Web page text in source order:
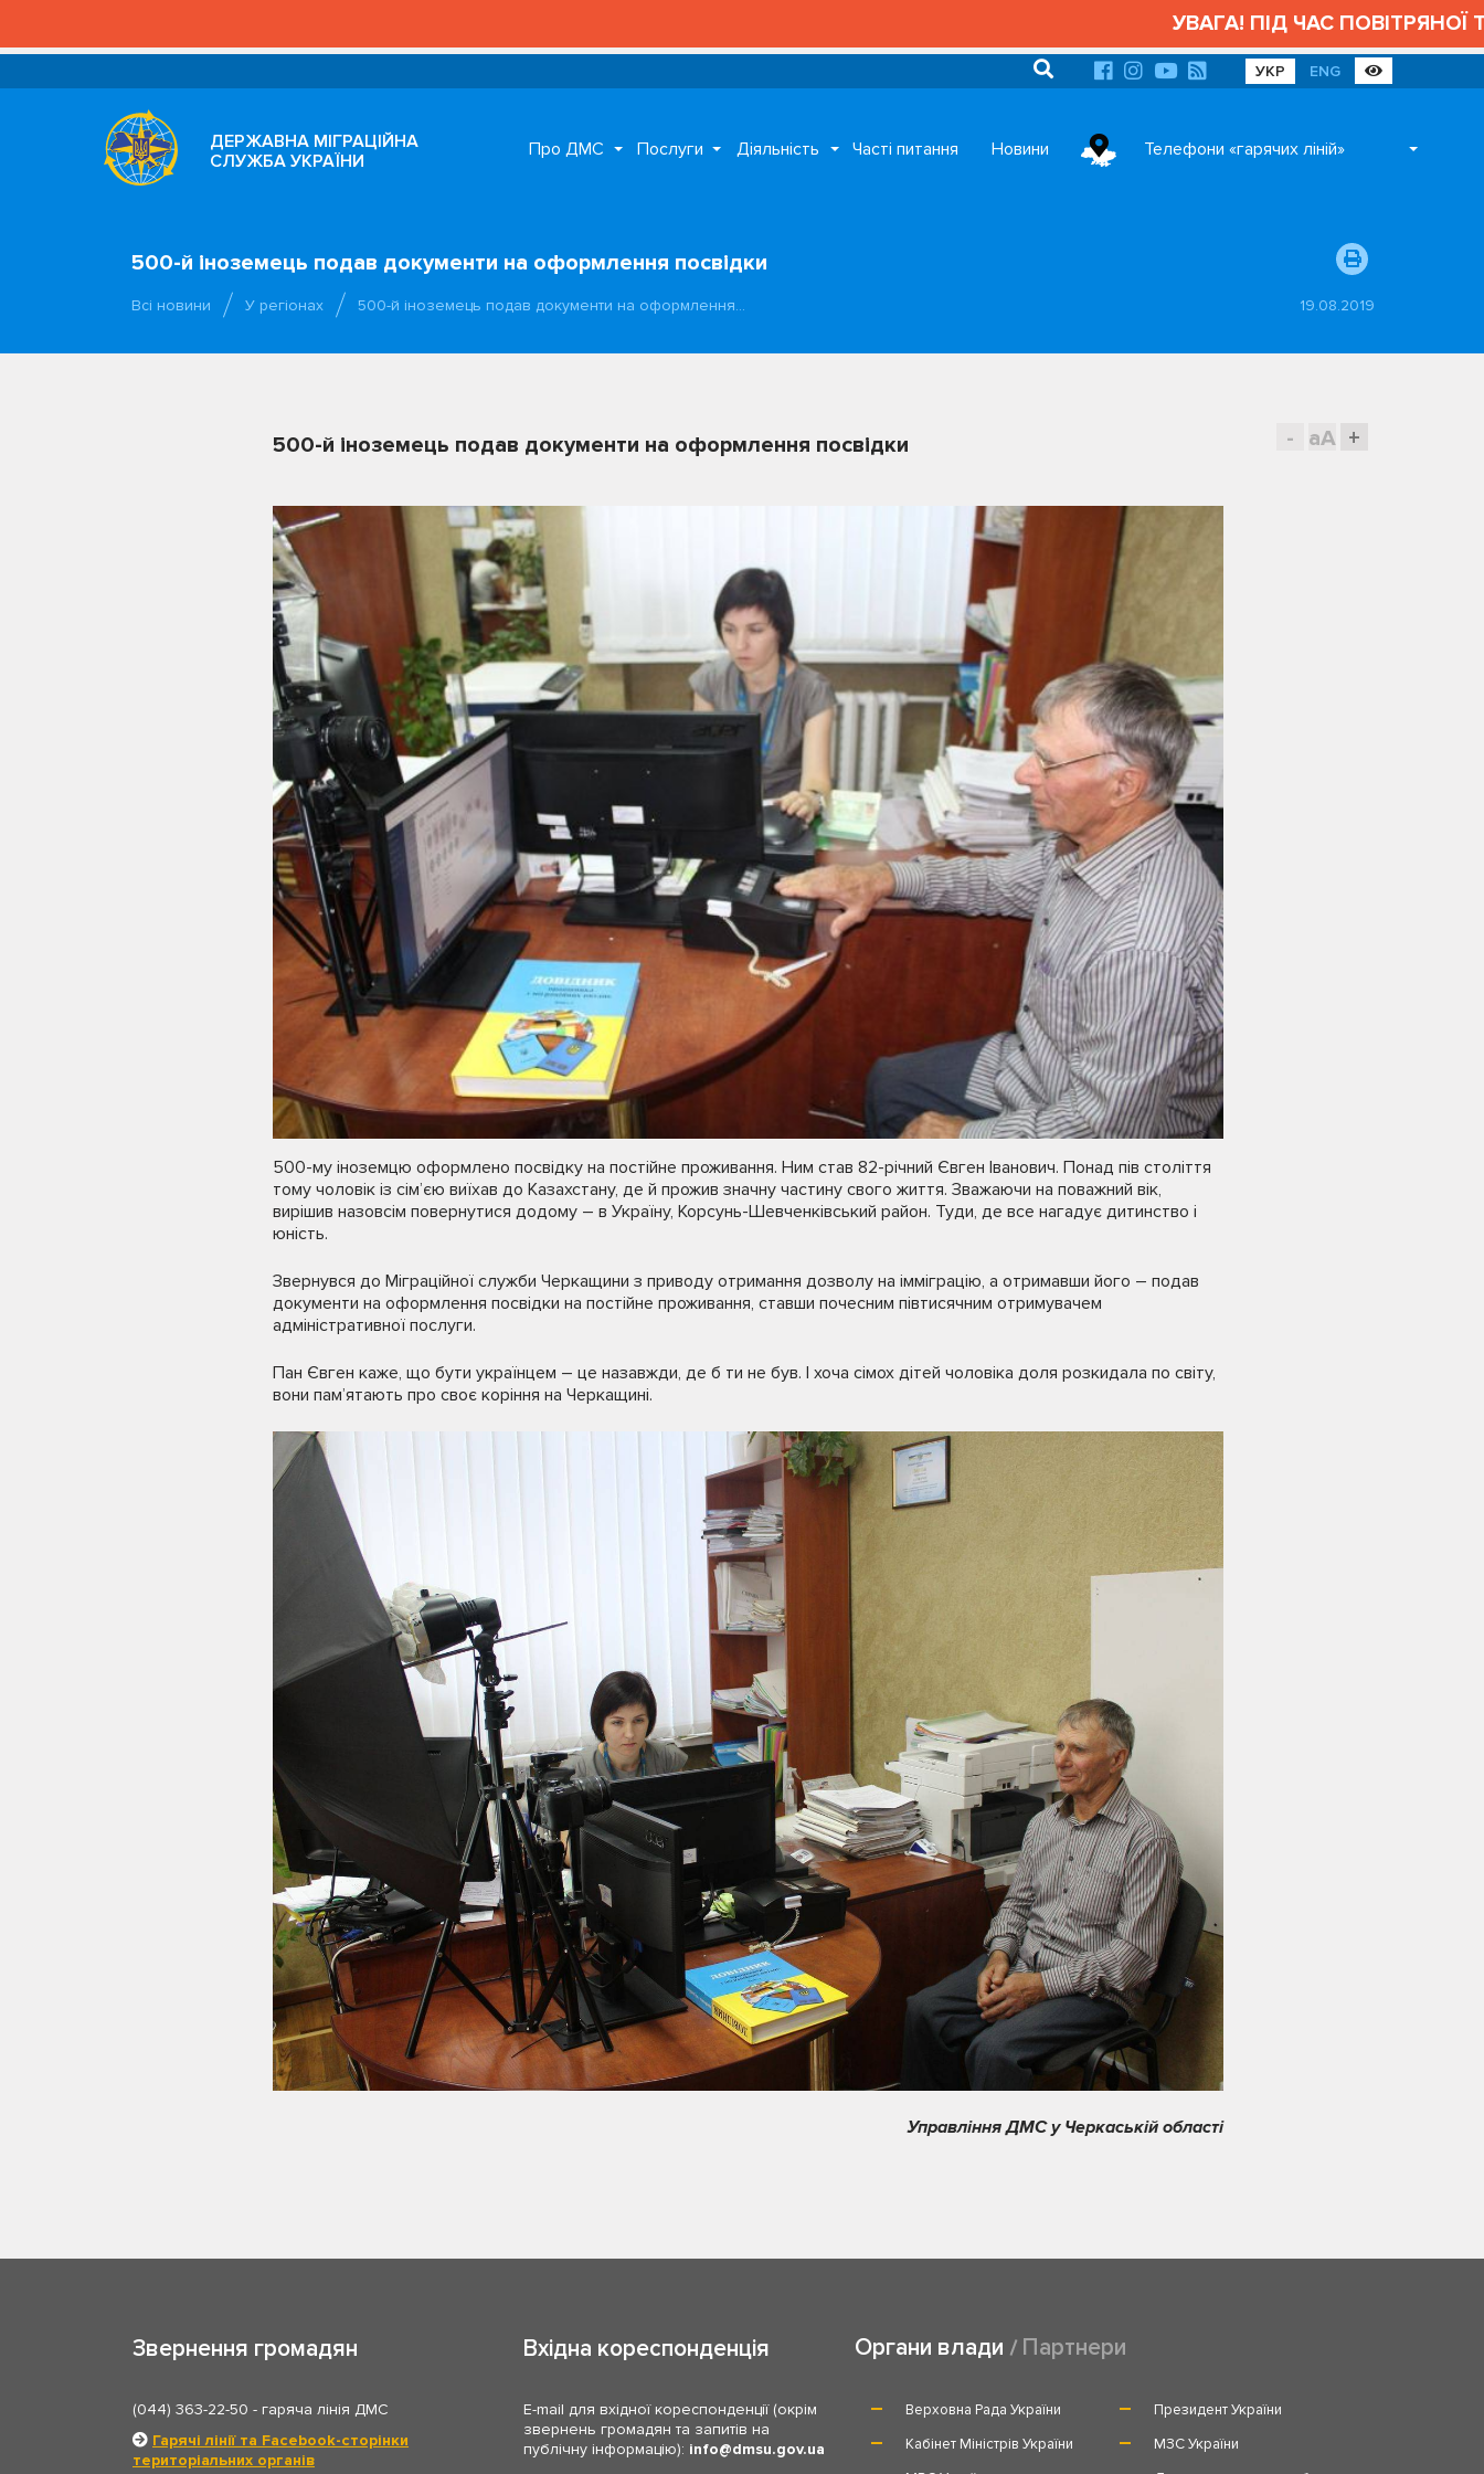
УВАГА! ПІД ЧАС ПОВІТРЯНОЇ
УКР ENG
ДЕРЖАВНА МІГРАЦІЙНА
СЛУЖБА УКРАЇНИ
Про ДМС Послуги Діяльність Часті питання Новини Телефони «гарячих ліній»
500-й іноземець подав документи на оформлення посвідки
Всі новини У регіонах 500-й іноземець подав документи на оформлення… 19.08.2019
- aA +
500-й іноземець подав документи на оформлення посвідки
500-му іноземцю оформлено посвідку на постійне проживання. Ним став 82-річний Євген Іванович. Понад пів століття
тому чоловік із сім’єю виїхав до Казахстану, де й прожив значну частину свого життя. Зважаючи на поважний вік,
вирішив назовсім повернутися додому – в Україну, Корсунь-Шевченківський район. Туди, де все нагадує дитинство і
юність.
Звернувся до Міграційної служби Черкащини з приводу отримання дозволу на імміграцію, а отримавши його – подав
документи на оформлення посвідки на постійне проживання, ставши почесним півтисячним отримувачем
адміністративної послуги.
Пан Євген каже, що бути українцем – це назавжди, де б ти не був. І хоча сімох дітей чоловіка доля розкидала по світу,
вони пам’ятають про своє коріння на Черкащині.
Управління ДМС у Черкаській області
Звернення громадян
(044) 363-22-50 - гаряча лінія ДМС
Гарячі лінії та Facebook-сторінки
територіальних органів
Вхідна кореспонденція
E-mail для вхідної кореспонденції (окрім
звернень громадян та запитів на
публічну інформацію): info
dmsu.gov.ua
Органи влади Партнери
Верховна Рада України
Президент України
Кабінет Міністрів України
МЗС України